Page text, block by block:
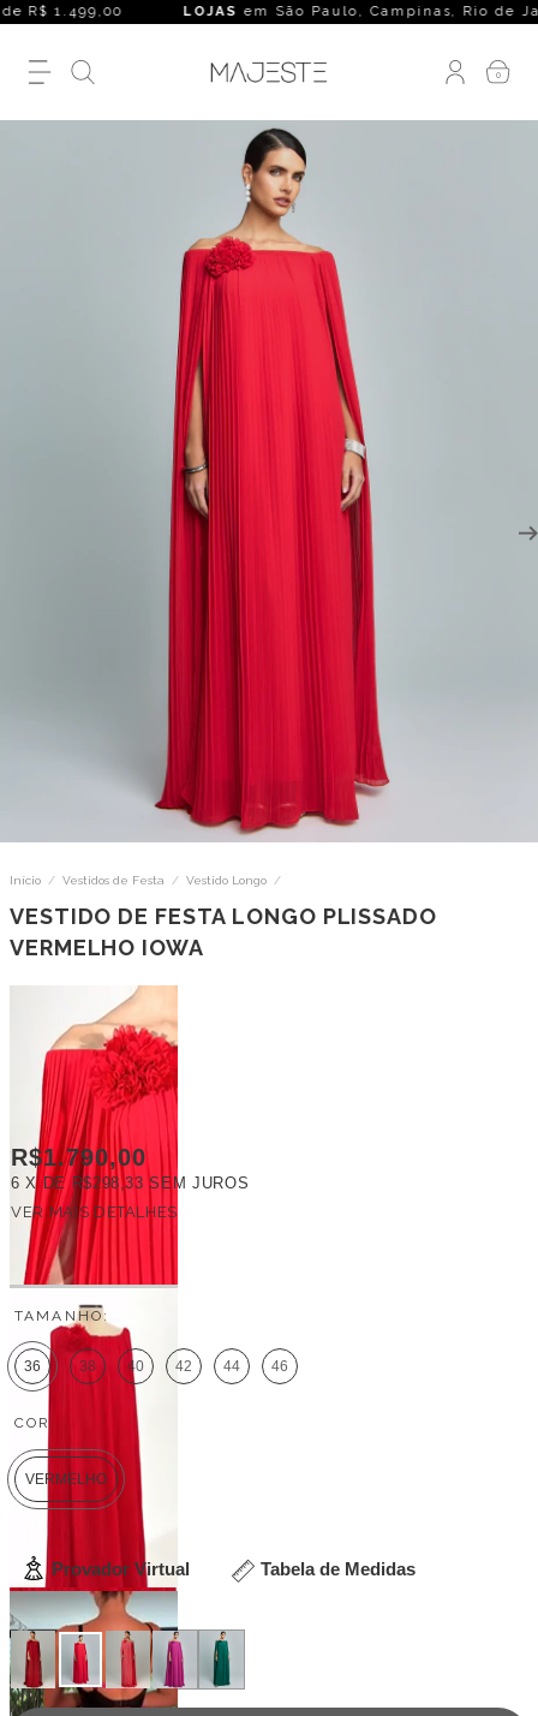
R$ 1.499,00 LOJASem São Paulo, Campinas, Rio de
0
Início / Vestidos de Festa / Vestido Longo /
VESTIDO DE FESTA LONGO PLISSADO
VERMELHO IOWA
R$1.790,00
6 X DE R$298,33 SEM JUROS
VER MAIS DETALHES
FRETE GRÁTIS
TAMANHO:
36 38 40 42 44 46
COR:
VERMELHO
Provador Virtual Tabela de Medidas
Veja outras opções